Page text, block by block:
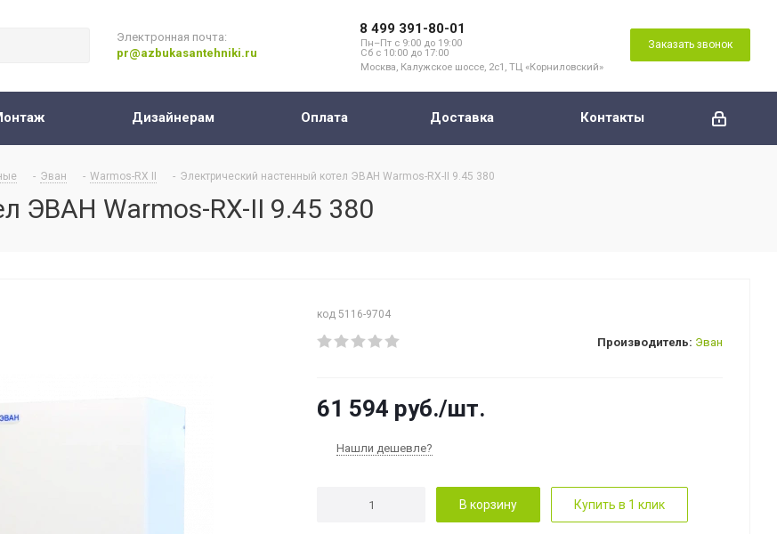
Электронная почта:
pr@azbukasantehniki.ru
8 499 391-80-01
Пн–Пт с 9:00 до 19:00
Сб с 10:00 до 17:00
Москва, Калужское шоссе, 2с1, ТЦ «Корниловский»
Заказать звонок
Дизайнерам Оплата Доставка Контакты
- Эван - Warmos-RX II - Электрический настенный котел ЭВАН Warmos-RX-II 9.45 380
ЭВАН Warmos-RX-II 9.45 380
код 5116-9704
Производитель: Эван
61 594 руб./шт.
Нашли дешевле?
В корзину Купить в 1 клик